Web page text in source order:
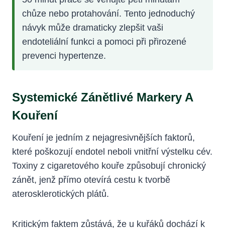
chůze nebo protahování. Tento jednoduchý
návyk může dramaticky zlepšit vaši
endoteliální funkci a pomoci při přirozené
prevenci hypertenze.
Systemické Zánětlivé Markery A
Kouření
Kouření je jedním z nejagresivnějších faktorů,
které poškozují endotel neboli vnitřní výstelku cév.
Toxiny z cigaretového kouře způsobují chronický
zánět, jenž přímo otevírá cestu k tvorbě
aterosklerotických plátů.
Kritickým faktem zůstává, že u kuřáků dochází k